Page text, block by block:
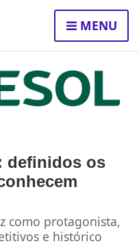
MENU
definidos os
como protagonista,
e histórico